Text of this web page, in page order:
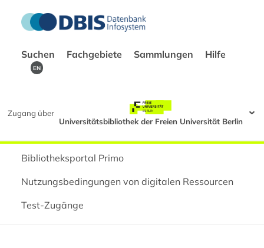
Suchen Fachgebiete Sammlungen Hilfe
EN
Zugang über
Universitätsbibliothek der Freien Universität Berlin
Bibliotheksportal Primo
Nutzungsbedingungen von digitalen Ressourcen
Test-Zugänge